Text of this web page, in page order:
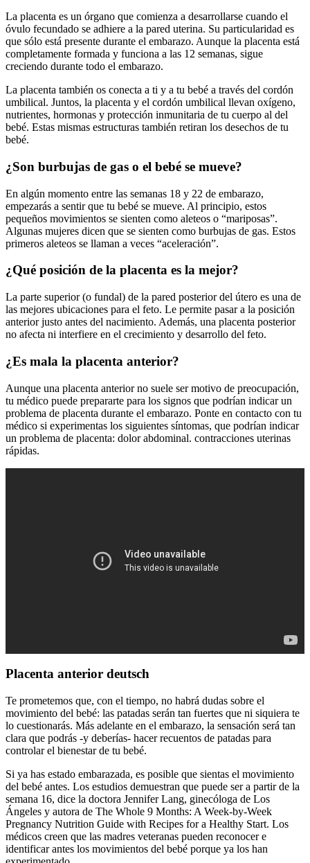
La placenta es un órgano que comienza a desarrollarse cuando el
óvulo fecundado se adhiere a la pared uterina. Su particularidad es
que sólo está presente durante el embarazo. Aunque la placenta está
completamente formada y funciona a las 12 semanas, sigue
creciendo durante todo el embarazo.
La placenta también os conecta a ti y a tu bebé a través del cordón
umbilical. Juntos, la placenta y el cordón umbilical llevan oxígeno,
nutrientes, hormonas y protección inmunitaria de tu cuerpo al del
bebé. Estas mismas estructuras también retiran los desechos de tu
bebé.
¿Son burbujas de gas o el bebé se mueve?
En algún momento entre las semanas 18 y 22 de embarazo,
empezarás a sentir que tu bebé se mueve. Al principio, estos
pequeños movimientos se sienten como aleteos o “mariposas”.
Algunas mujeres dicen que se sienten como burbujas de gas. Estos
primeros aleteos se llaman a veces “aceleración”.
¿Qué posición de la placenta es la mejor?
La parte superior (o fundal) de la pared posterior del útero es una de
las mejores ubicaciones para el feto. Le permite pasar a la posición
anterior justo antes del nacimiento. Además, una placenta posterior
no afecta ni interfiere en el crecimiento y desarrollo del feto.
¿Es mala la placenta anterior?
Aunque una placenta anterior no suele ser motivo de preocupación,
tu médico puede prepararte para los signos que podrían indicar un
problema de placenta durante el embarazo. Ponte en contacto con tu
médico si experimentas los siguientes síntomas, que podrían indicar
un problema de placenta: dolor abdominal. contracciones uterinas
rápidas.
Placenta anterior deutsch
Te prometemos que, con el tiempo, no habrá dudas sobre el
movimiento del bebé: las patadas serán tan fuertes que ni siquiera te
lo cuestionarás. Más adelante en el embarazo, la sensación será tan
clara que podrás -y deberías- hacer recuentos de patadas para
controlar el bienestar de tu bebé.
Si ya has estado embarazada, es posible que sientas el movimiento
del bebé antes. Los estudios demuestran que puede ser a partir de la
semana 16, dice la doctora Jennifer Lang, ginecóloga de Los
Ángeles y autora de The Whole 9 Months: A Week-by-Week
Pregnancy Nutrition Guide with Recipes for a Healthy Start. Los
médicos creen que las madres veteranas pueden reconocer e
identificar antes los movimientos del bebé porque ya los han